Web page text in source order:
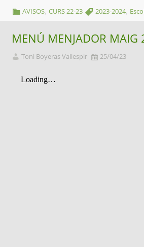
AVISOS,CURS 22-23 2023-2024,
MENÚ MENJADOR MAIG
Toni Boyeras Vallespir 25/04/23